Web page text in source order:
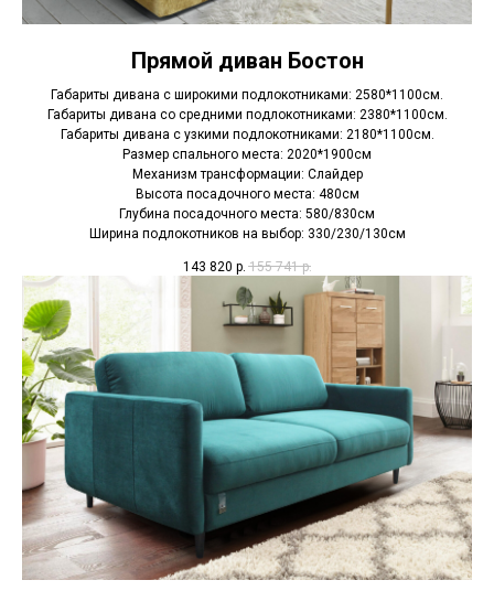
Прямой диван Бостон
Габариты дивана с широкими подлокотниками: 2580*1100см.
Габариты дивана со средними подлокотниками: 2380*1100см.
Габариты дивана с узкими подлокотниками: 2180*1100см.
Размер спального места: 2020*1900см
Механизм трансформации: Слайдер
Высота посадочного места: 480см
Глубина посадочного места: 580/830см
Ширина подлокотников на выбор: 330/230/130см
143 820 р. 155 741 р.